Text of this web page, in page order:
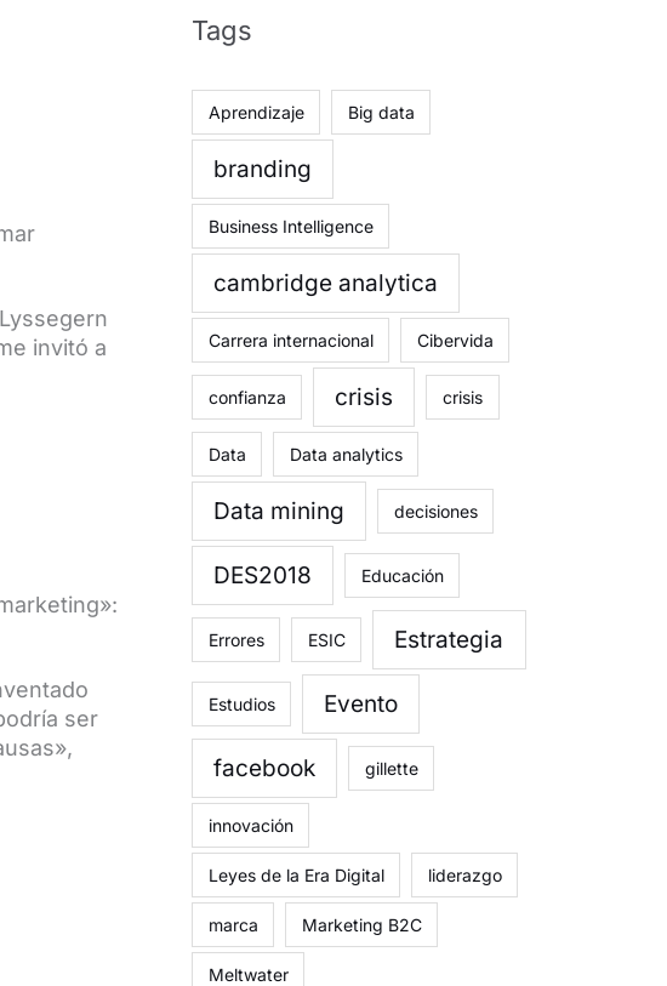
invitó a
ser
Tags
Aprendizaje Big data
branding
Business Intelligence
cambridge analytica
Carrera internacional Cibervida
confianza crisis crisis
Data Data analytics
Data mining decisiones
DES2018 Educación
Errores ESIC Estrategia
Estudios Evento
facebook gillette
innovación
Leyes de la Era Digital liderazgo
marca Marketing B2C
Meltwater